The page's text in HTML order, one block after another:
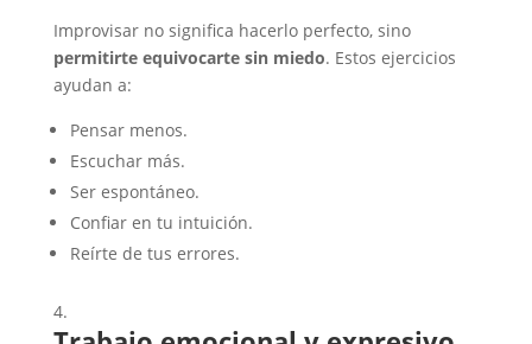
Improvisar no significa hacerlo perfecto, sino
permitirte equivocarte sin miedo. Estos ejercicios
ayudan a:
Pensar menos.
Escuchar más.
Ser espontáneo.
Confiar en tu intuición.
Reírte de tus errores.